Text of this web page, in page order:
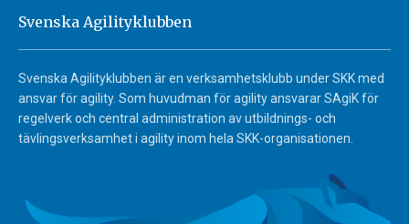
Svenska Agilityklubben
Svenska Agilityklubben är en verksamhetsklubb under SKK med
ansvar för agility. Som huvudman för agility ansvarar SAgiK för
regelverk och central administration av utbildnings- och
tävlingsverksamhet i agility inom hela SKK-organisationen.